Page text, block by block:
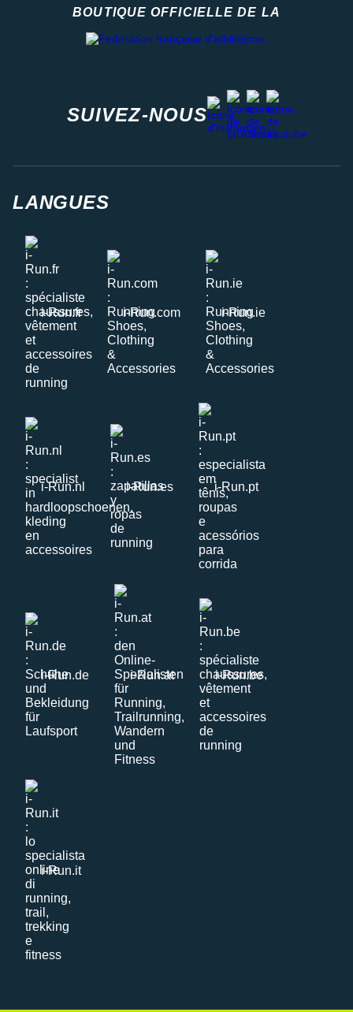
BOUTIQUE OFFICIELLE DE LA
SUIVEZ-NOUS
instagram
facebook
stravayoutube
LANGUES
i-Run.fr i-Run.com i-Run.ie
i-Run.nl i-Run.es i-Run.pt
i-Run.de i-Run.at i-Run.be
i-Run.it